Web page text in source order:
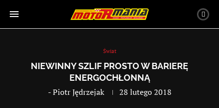
Świat
NIEWINNY SZLIF PROSTO W BARIERĘ
ENERGOCHŁONNĄ
-Piotr Jędrzejak 28 lutego 2018